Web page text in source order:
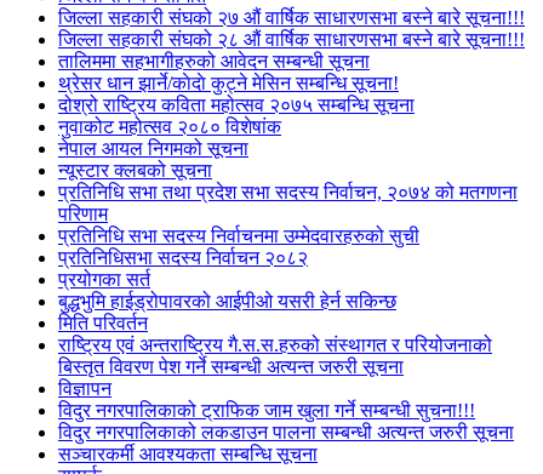
जिल्ला सहकारी संघको २७ औं वार्षिक साधारणसभा बस्ने बारे सूचना!!!
जिल्ला सहकारी संघको २८ औं वार्षिक साधारणसभा बस्ने बारे सूचना!!!
तालिममा सहभागीहरुको आवेदन सम्बन्धी सूचना
थ्रेसर धान झार्ने/काेदाे कुट्ने मेसिन सम्बन्धि सूचना!
दोश्रो राष्ट्रिय कविता महोत्सव २०७५ सम्बन्धि सूचना
नुवाकोट महोत्सव २०८० विशेषांक
नेपाल आयल निगमको सूचना
न्यूस्टार क्लबको सूचना
प्रतिनिधि सभा तथा प्रदेश सभा सदस्य निर्वाचन, २०७४ को मतगणना
परिणाम
प्रतिनिधि सभा सदस्य निर्वाचनमा उम्मेदवारहरुको सुची
प्रतिनिधिसभा सदस्य निर्वाचन २०८२
प्रयोगका सर्त
बुद्धभुमि हाईड्रोपावरको आईपीओ यसरी हेर्न सकिन्छ
मिति परिवर्तन
राष्ट्रिय एवं अन्तराष्ट्रिय गै.स.स.हरुको संस्थागत र परियोजनाको
बिस्तृत विवरण पेश गर्ने सम्बन्धी अत्यन्त जरुरी सूचना
विज्ञापन
विदुर नगरपालिकाको ट्राफिक जाम खुला गर्ने सम्बन्धी सुचना!!!
विदुर नगरपालिकाको लकडाउन पालना सम्बन्धी अत्यन्त जरुरी सूचना
सञ्चारकर्मी आवश्यकता सम्बन्धि सूचना